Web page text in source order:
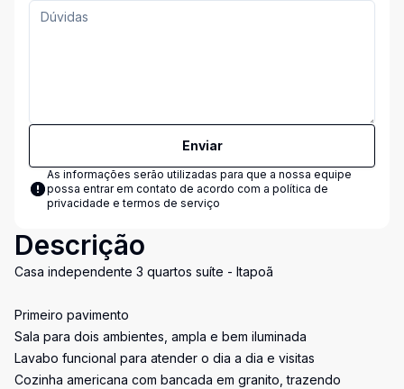
Enviar
As informações serão utilizadas para que a nossa equipe
possa entrar em contato de acordo com a política de
privacidade e termos de serviço
Descrição
Casa independente 3 quartos suíte - Itapoã
Primeiro pavimento
Sala para dois ambientes, ampla e bem iluminada
Lavabo funcional para atender o dia a dia e visitas
Cozinha americana com bancada em granito, trazendo